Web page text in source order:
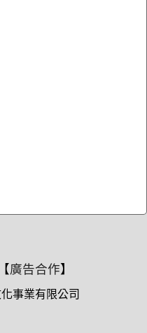
廣告合作】
事業有限公司